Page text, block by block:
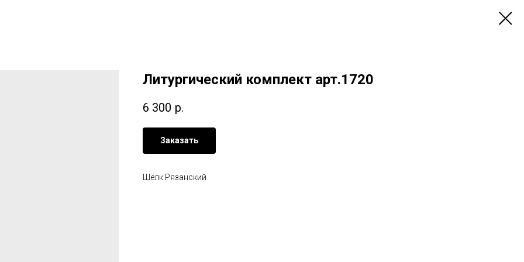
Литургический комплект арт.1720
6 300 р.
Заказать
Шёлк Рязанский